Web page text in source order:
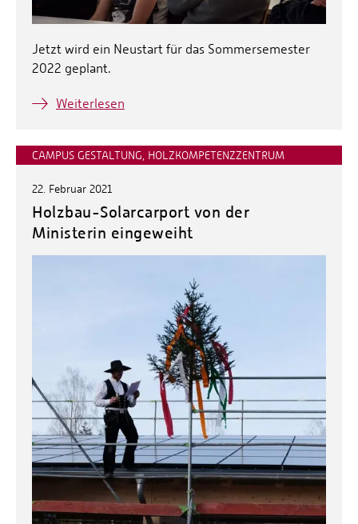
Jetzt wird ein Neustart für das Sommersemester
2022 geplant.
Weiterlesen
CAMPUS GESTALTUNG, HOLZKOMPETENZZENTRUM
22. Februar 2021
Holzbau-Solarcarport von der
Ministerin eingeweiht